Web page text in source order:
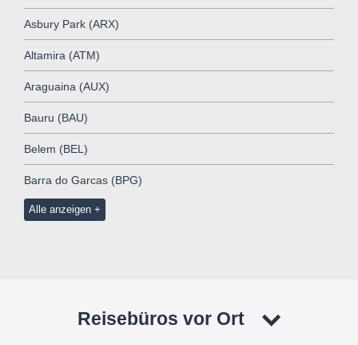
Asbury Park (ARX)
Altamira (ATM)
Araguaina (AUX)
Bauru (BAU)
Belem (BEL)
Barra do Garcas (BPG)
Alle anzeigen
Reisebüros vor Ort